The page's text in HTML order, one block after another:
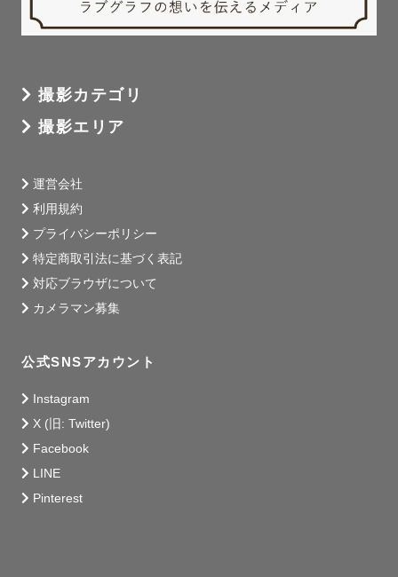
撮影カテゴリ
撮影エリア
運営会社
利用規約
プライバシーポリシー
特定商取引法に基づく表記
対応ブラウザについて
カメラマン募集
公式SNSアカウント
Instagram
X (旧: Twitter)
Facebook
LINE
Pinterest